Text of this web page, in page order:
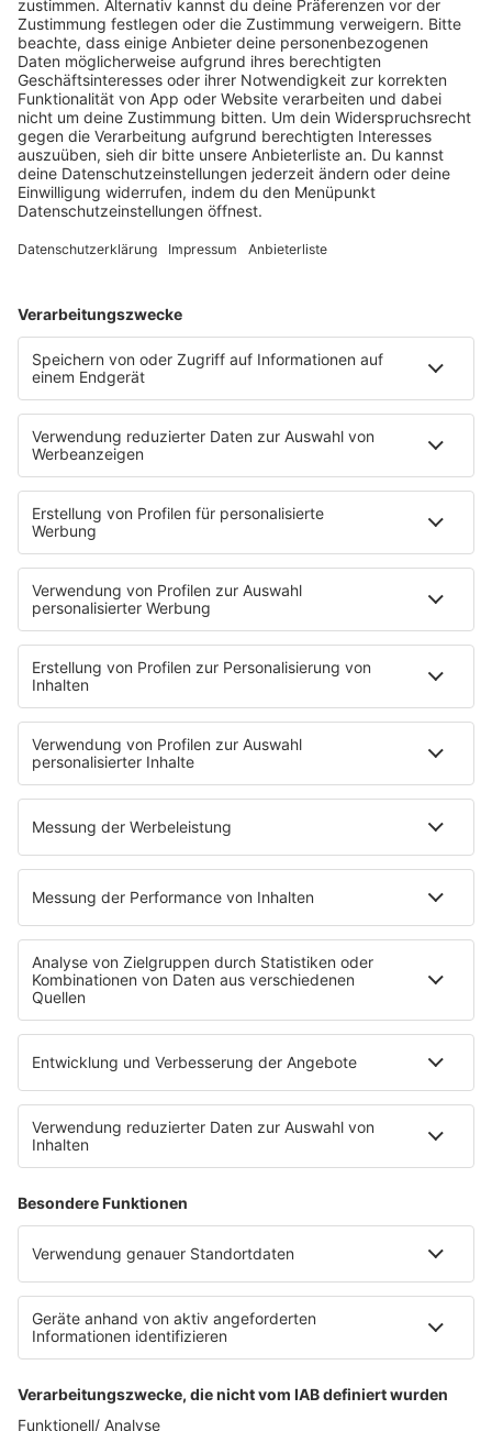
Hier laufen die größten Hits der 60er und 70er Jahre.
Von ABBA bis Smokie über Kiss bis zu den Beatles sind
die guten, alten Zeiten wieder aufleben!
MEHR LESEN
DIE GRÖSSTEN PARTYHITS DER 60ER UND 70ER JAHRE
Von ABBA bis Smokie über Kiss bis zu den Beatles sind
alle angesagten Bands und Künstler dabei und lassen
die guten, alten Zeiten wieder aufleben und bringen
jede Oldieparty in Schwung!
MEHR LESEN
IMPRESSUM
DATENSCHUTZ
DATENSCHUTZEINSTELLUNGEN
NORA IST EIN ANGEBOT VON 80S80S
NORA Webstreams
Wir lieben Musik